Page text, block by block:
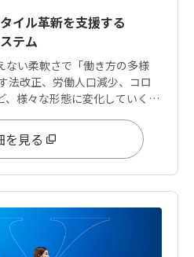
イル革新を支援する
テム
ない柔軟さで「働き方の多様
法改正、労働人口減少、コロ
、様々な形態に変化していく働
を見る